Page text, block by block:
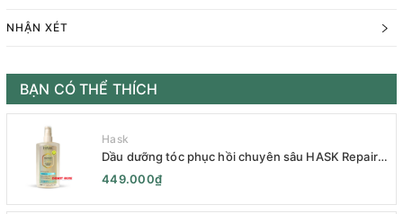
NHẬN XÉT
BẠN CÓ THỂ THÍCH
Hask
Dầu dưỡng tóc phục hồi chuyên sâu HASK Repair
Series 120mL- HASK Repair Series Intensive Repair
449.000₫